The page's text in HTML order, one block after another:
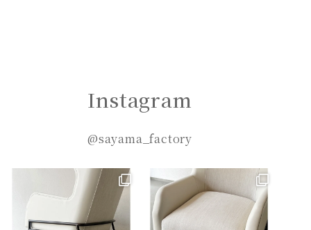
Instagram
@sayama_factory